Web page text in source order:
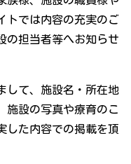
トでは内容の充実のご
の担当者等へお知らせ
して、施設名・所在地
施設の写真や療育のこ
した内容での掲載を頂